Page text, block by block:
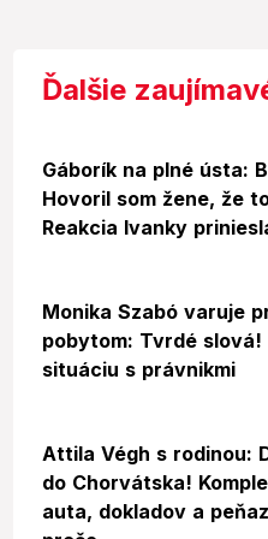
Ďalšie
Gáborík na plné ústa:
Hovoril som žene, že
Reakcia Ivanky
Video
Monika Szabó varuje
pobytom: Tvrdé slová!
situáciu s právnikmi
Video Foto
Attila Végh s rodinou:
do Chorvátska!
auta, dokladov a